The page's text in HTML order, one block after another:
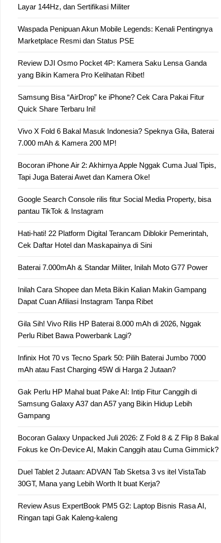
Layar 144Hz, dan Sertifikasi Militer
Waspada Penipuan Akun Mobile Legends: Kenali Pentingnya
Marketplace Resmi dan Status PSE
Review DJI Osmo Pocket 4P: Kamera Saku Lensa Ganda
yang Bikin Kamera Pro Kelihatan Ribet!
Samsung Bisa “AirDrop” ke iPhone? Cek Cara Pakai Fitur
Quick Share Terbaru Ini!
Vivo X Fold 6 Bakal Masuk Indonesia? Speknya Gila, Baterai
7.000 mAh & Kamera 200 MP!
Bocoran iPhone Air 2: Akhirnya Apple Nggak Cuma Jual Tipis,
Tapi Juga Baterai Awet dan Kamera Oke!
Google Search Console rilis fitur Social Media Property, bisa
pantau TikTok & Instagram
Hati-hati! 22 Platform Digital Terancam Diblokir Pemerintah,
Cek Daftar Hotel dan Maskapainya di Sini
Baterai 7.000mAh & Standar Militer, Inilah Moto G77 Power
Inilah Cara Shopee dan Meta Bikin Kalian Makin Gampang
Dapat Cuan Afiliasi Instagram Tanpa Ribet
Gila Sih! Vivo Rilis HP Baterai 8.000 mAh di 2026, Nggak
Perlu Ribet Bawa Powerbank Lagi?
Infinix Hot 70 vs Tecno Spark 50: Pilih Baterai Jumbo 7000
mAh atau Fast Charging 45W di Harga 2 Jutaan?
Gak Perlu HP Mahal buat Pake AI: Intip Fitur Canggih di
Samsung Galaxy A37 dan A57 yang Bikin Hidup Lebih
Gampang
Bocoran Galaxy Unpacked Juli 2026: Z Fold 8 & Z Flip 8 Bakal
Fokus ke On-Device AI, Makin Canggih atau Cuma Gimmick?
Duel Tablet 2 Jutaan: ADVAN Tab Sketsa 3 vs itel VistaTab
30GT, Mana yang Lebih Worth It buat Kerja?
Review Asus ExpertBook PM5 G2: Laptop Bisnis Rasa AI,
Ringan tapi Gak Kaleng-kaleng